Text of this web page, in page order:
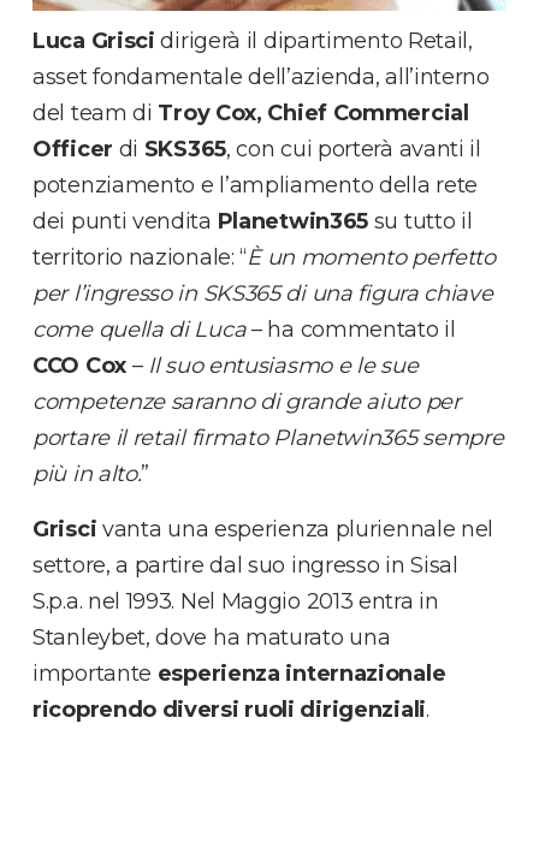
Luca Grisci dirigerà il dipartimento Retail,
asset fondamentale dell’azienda, all’interno
del team di Troy Cox, Chief Commercial
Officer di SKS365, con cui porterà avanti il
potenziamento e l’ampliamento della rete
dei punti vendita Planetwin365 su tutto il
territorio nazionale: “È un momento perfetto
per l’ingresso in SKS365 di una figura chiave
come quella di Luca– ha commentato il
CCO Cox– Il suo entusiasmo e le sue
competenze saranno di grande aiuto per
portare il retail firmato Planetwin365 sempre
più in alto.”
Grisci vanta una esperienza pluriennale nel
settore, a partire dal suo ingresso in Sisal
S.p.a. nel 1993. Nel Maggio 2013 entra in
Stanleybet, dove ha maturato una
importante esperienza internazionale
ricoprendo diversi ruoli dirigenziali.